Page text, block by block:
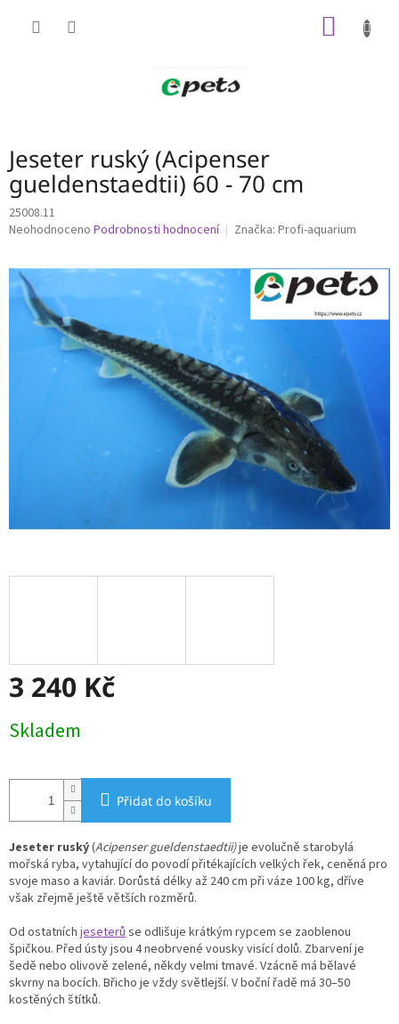
Jeseter ruský (Acipenser
gueldenstaedtii) 60 - 70 cm
25008.11
Průměrné
je
0,0
hvězdiček.
Neohodnoceno Podrobnosti hodnocení Značka: Profi-aquarium
3 240 Kč
cena:
Skladem
Přidat do košíku
Jeseter ruský(Acipenser gueldenstaedtii)je evolučně starobylá
mořská ryba, vytahující do povodí přitékajících velkých řek, ceněná pro
svoje maso a kaviár. Dorůstá délky až 240 cm při váze 100 kg, dříve
však zřejmě ještě větších rozměrů.
Od ostatních jeseterůse odlišuje krátkým rypcem se zaoblenou
špičkou. Před ústy jsou 4 neobrvené vousky visící dolů. Zbarvení je
šedě nebo olivově zelené, někdy velmi tmavé. Vzácně má bělavé
skvrny na bocích. Břicho je vždy světlejší. V boční řadě má 30–50
kostěných štítků.